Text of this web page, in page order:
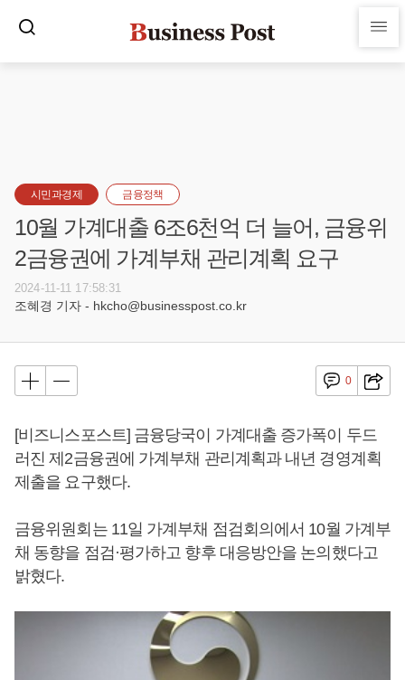
시민과경제 금융정책
10월 가계대출 6조6천억 더 늘어, 금융위
2금융권에 가계부채 관리계획 요구
2024-11-11 17:58:31
조혜경 기자 - hkcho@businesspost.co.kr
0
[비즈니스포스트] 금융당국이 가계대출 증가폭이 두드
러진 제2금융권에 가계부채 관리계획과 내년 경영계획
제출을 요구했다.
금융위원회는 11일 가계부채 점검회의에서 10월 가계부
채 동향을 점검·평가하고 향후 대응방안을 논의했다고
밝혔다.